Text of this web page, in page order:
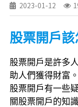
2023-01-12
股票開戶
股票開戶是許多
助人們獲得財富
股票開戶有一些
關股票開戶的知